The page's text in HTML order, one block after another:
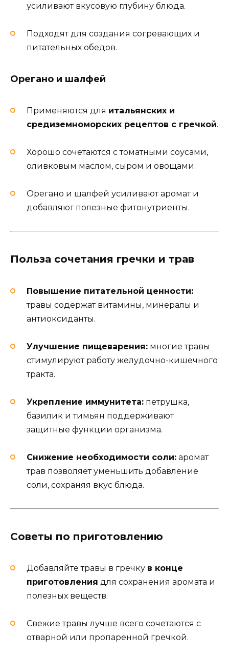
усиливают вкусовую глубину блюда.
Подходят для создания согревающих и
питательных обедов.
Орегано и шалфей
Применяются для итальянских и
средиземноморских рецептов с гречкой.
Хорошо сочетаются с томатными соусами,
оливковым маслом, сыром и овощами.
Орегано и шалфей усиливают аромат и
добавляют полезные фитонутриенты.
Польза сочетания гречки и трав
Повышение питательной ценности:
травы содержат витамины, минералы и
антиоксиданты.
Улучшение пищеварения: многие травы
стимулируют работу желудочно-кишечного
тракта.
Укрепление иммунитета: петрушка,
базилик и тимьян поддерживают
защитные функции организма.
Снижение необходимости соли: аромат
трав позволяет уменьшить добавление
соли, сохраняя вкус блюда.
Советы по приготовлению
Добавляйте травы в гречку в конце
приготовления для сохранения аромата и
полезных веществ.
Свежие травы лучше всего сочетаются с
отварной или пропаренной гречкой.